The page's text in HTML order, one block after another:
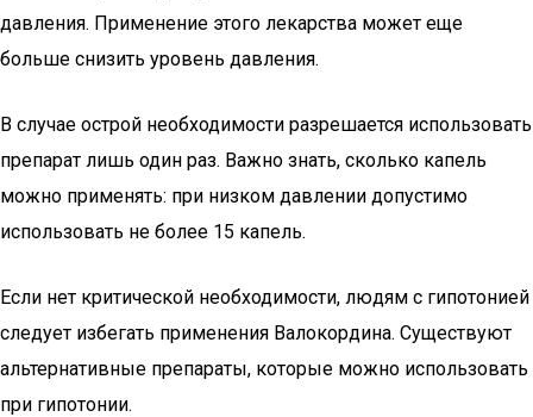
давления. Применение этого лекарства может еще
больше снизить уровень давления.
В случае острой необходимости разрешается использовать
препарат лишь один раз. Важно знать, сколько капель
можно применять: при низком давлении допустимо
использовать не более 15 капель.
Если нет критической необходимости, людям с гипотонией
следует избегать применения Валокордина. Существуют
альтернативные препараты, которые можно использовать
при гипотонии.